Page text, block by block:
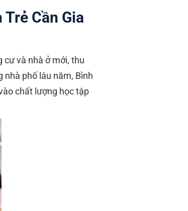
Cần Gia
cư và nhà ở mới, thu
nhà phố lâu năm, Bình
chất lượng học tập